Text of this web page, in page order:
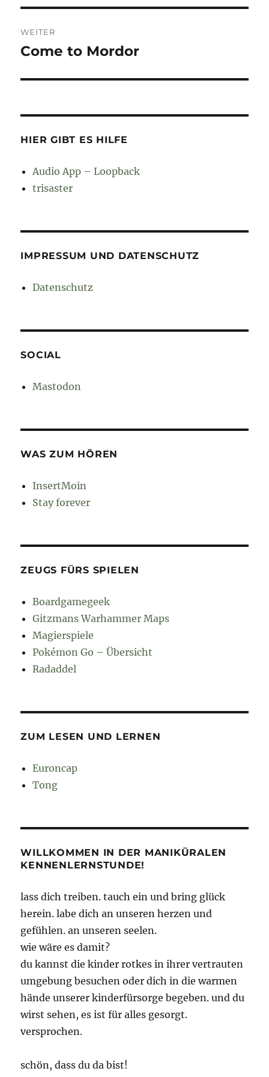
WEITER
Nächster
Come to Mordor
HIER GIBT ES HILFE
Audio App – Loopback
trisaster
IMPRESSUM UND DATENSCHUTZ
Datenschutz
SOCIAL
Mastodon
WAS ZUM HÖREN
InsertMoin
Stay forever
ZEUGS FÜRS SPIELEN
Boardgamegeek
Gitzmans Warhammer Maps
Magierspiele
Pokémon Go – Übersicht
Radaddel
ZUM LESEN UND LERNEN
Euroncap
Tong
WILLKOMMEN IN DER MANIKÜRALEN
KENNENLERNSTUNDE!
lass dich treiben. tauch ein und bring glück
herein. labe dich an unseren herzen und
gefühlen. an unseren seelen.
wie wäre es damit?
du kannst die kinder rotkes in ihrer vertrauten
umgebung besuchen oder dich in die warmen
hände unserer kinderfürsorge begeben. und du
wirst sehen, es ist für alles gesorgt.
versprochen.
schön, dass du da bist!